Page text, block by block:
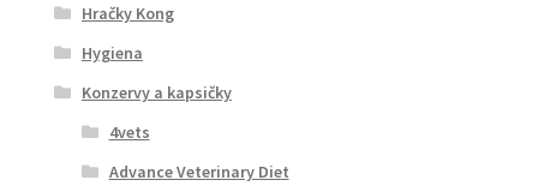
Hračky Kong
Hygiena
Konzervy a kapsičky
4vets
Advance Veterinary Diet